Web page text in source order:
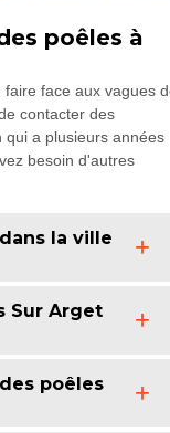
poêles à
face aux vagues
contacter des
qui a plusieurs années
besoin d'autres
la ville
Sur Arget
poêles